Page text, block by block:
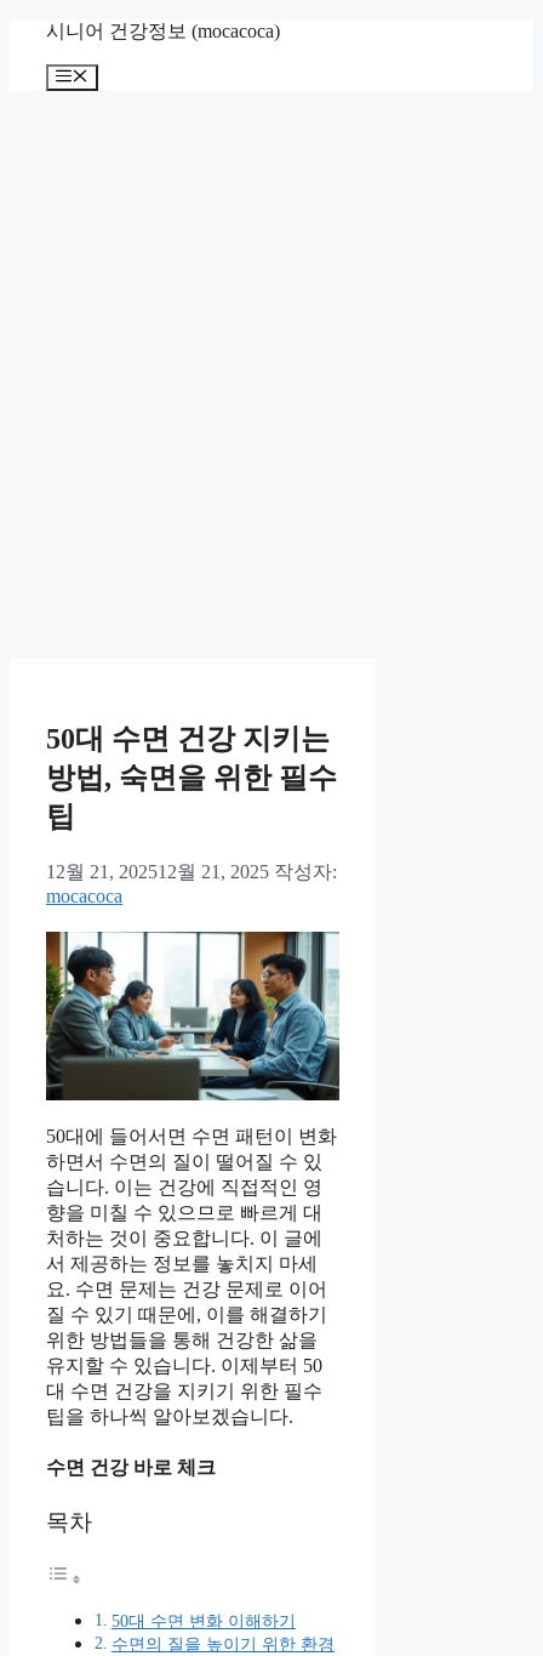
시니어 건강정보 (mocacoca)
메
50대 수면 건강 지키는
방법, 숙면을 위한 필수
팁
12월 21, 202512월 21, 2025 작성자:
mocacoca
50대에 들어서면 수면 패턴이 변화
하면서 수면의 질이 떨어질 수 있
습니다. 이는 건강에 직접적인 영
향을 미칠 수 있으므로 빠르게 대
처하는 것이 중요합니다. 이 글에
서 제공하는 정보를 놓치지 마세
요. 수면 문제는 건강 문제로 이어
질 수 있기 때문에, 이를 해결하기
위한 방법들을 통해 건강한 삶을
유지할 수 있습니다. 이제부터 50
대 수면 건강을 지키기 위한 필수
팁을 하나씩 알아보겠습니다.
수면 건강 바로 체크
목차
50대 수면 변화 이해하기
수면의 질을 높이기 위한 환경